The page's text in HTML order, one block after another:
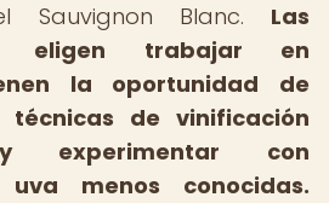
Sauvignon Blanc. Las
eligen trabajar en
la oportunidad de
técnicas de vinificación
experimentar con
menos conocidas.